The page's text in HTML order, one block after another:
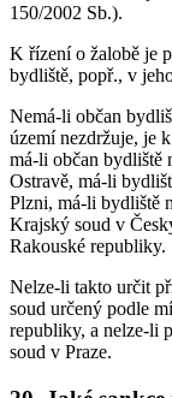
150/2002 Sb.).
K řízení o žalobě je
bydliště, popř., v
Nemá-li občan
území nezdržuje, je
má-li občan bydliště
Ostravě, má-li
Plzni, má-li bydliště
Krajský soud v
Rakouské republiky.
Nelze-li takto určit
soud určený podle
republiky, a nelze-li
soud v Praze.